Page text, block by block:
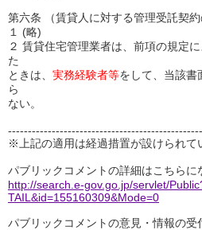
第六条 （賃貸人に対する管理受託契約
１ (略)
２ 賃貸住宅管理業者は、前項の規定
た
ときは、 実務経験者等をして、当該書
ら
ない。
※上記の適用は経過措置が設けられて
パブリックコメントの詳細はこちらに
http://search.e-gov.go.jp/servlet/
TAIL&id=155160309&Mode=0
パブリックコメントの意見・情報の